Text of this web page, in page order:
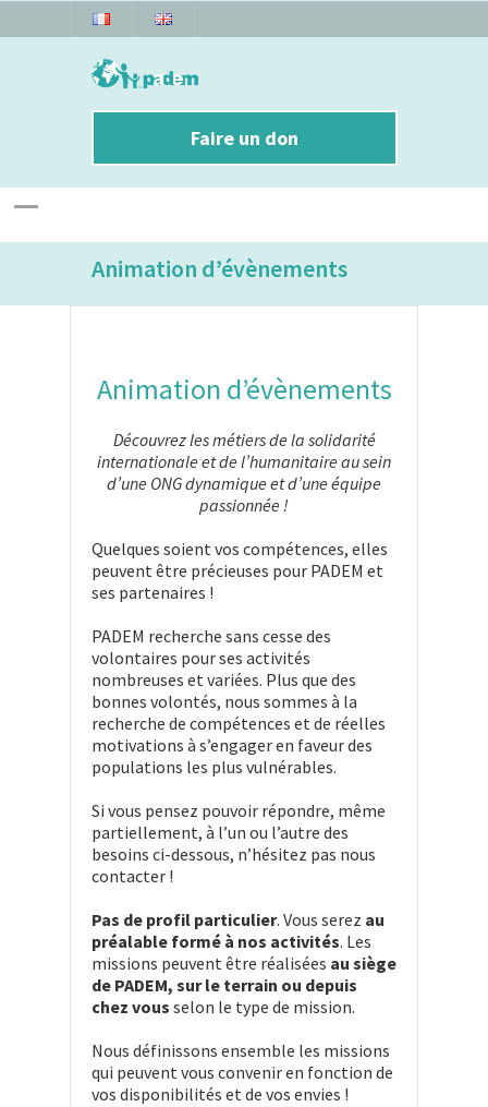
Faire un don
Animation d’évènements
Animation d’évènements
Découvrez les métiers de la solidarité
internationale et de l’humanitaire au sein
d’une ONG dynamique et d’une équipe
passionnée !
Quelques soient vos compétences, elles
peuvent être précieuses pour PADEM et
ses partenaires !
PADEM recherche sans cesse des
volontaires pour ses activités
nombreuses et variées. Plus que des
bonnes volontés, nous sommes à la
recherche de compétences et de réelles
motivations à s’engager en faveur des
populations les plus vulnérables.
Si vous pensez pouvoir répondre, même
partiellement, à l’un ou l’autre des
besoins ci-dessous, n’hésitez pas nous
contacter !
Pas de profil particulier. Vous serez au
préalable formé à nos activités. Les
missions peuvent être réalisées au siège
de PADEM, sur le terrain ou depuis
chez vous selon le type de mission.
Nous définissons ensemble les missions
qui peuvent vous convenir en fonction de
vos disponibilités et de vos envies !